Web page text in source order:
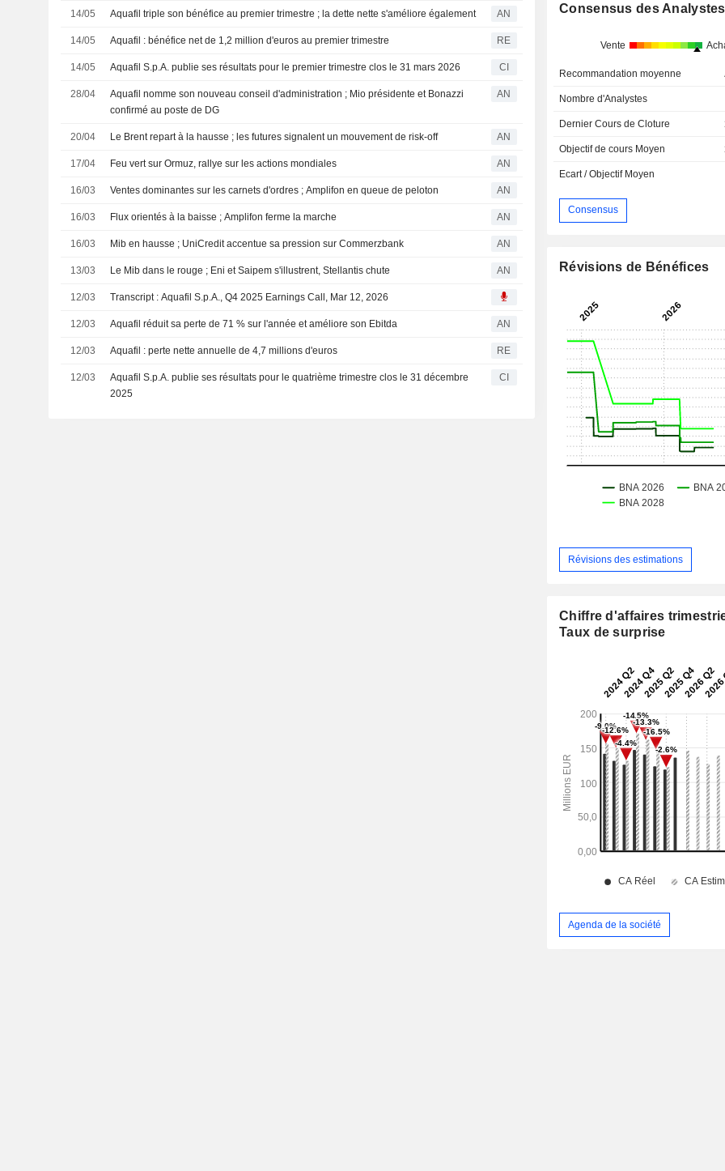
14/05 Aquafil triple son bénéfice au premier trimestre ; la dette nette s'améliore également AN
14/05 Aquafil : bénéfice net de 1,2 million d'euros au premier trimestre RE
14/05 Aquafil S.p.A. publie ses résultats pour le premier trimestre clos le 31 mars 2026 CI
28/04
Aquafil nomme son nouveau conseil d'administration ; Mio présidente et Bonazzi
confirmé au poste de DG
AN
20/04 Le Brent repart à la hausse ; les futures signalent un mouvement de risk-off AN
17/04 Feu vert sur Ormuz, rallye sur les actions mondiales AN
16/03 Ventes dominantes sur les carnets d'ordres ; Amplifon en queue de peloton AN
16/03 Flux orientés à la baisse ; Amplifon ferme la marche AN
16/03 Mib en hausse ; UniCredit accentue sa pression sur Commerzbank AN
13/03 Le Mib dans le rouge ; Eni et Saipem s'illustrent, Stellantis chute AN
12/03 Transcript : Aquafil S.p.A., Q4 2025 Earnings Call, Mar 12, 2026
12/03 Aquafil réduit sa perte de 71 % sur l'année et améliore son Ebitda AN
12/03 Aquafil : perte nette annuelle de 4,7 millions d'euros RE
12/03
Aquafil S.p.A. publie ses résultats pour le quatrième trimestre clos le 31 décembre
2025
CI
Consensus des Analystes
Vente
Recommandation moyenne
Nombre d'Analystes
Dernier Cours de Cloture
Objectif de cours Moyen
Ecart / Objectif Moyen
Consensus
Révisions de Bénéfices
Révisions des estimations
Chiffre d'affaires
Taux de surprise
Agenda de la société